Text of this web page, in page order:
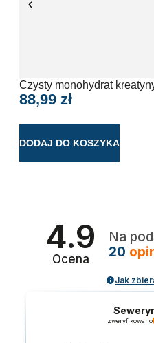
Czysty monohydrat
88,99 zł
DODAJ DO KOSZYKA
4.9
Ocena
Na
20
Jak
zweryfikowano